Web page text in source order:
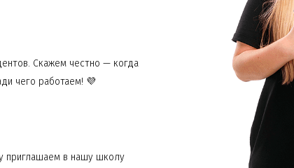
Скажем честно — когда
чего работаем! 💜
приглашаем в нашу школу